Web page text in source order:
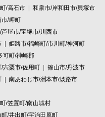
/高石市
和泉市/岸和田市/貝塚市
市/岬町
屋市/宝塚市/川西市
姫路市/福崎町/市川町/神河町
可町/神崎郡
宍粟市/佐用町
篠山市/丹波市
南あわじ市/洲本市/淡路市
/笠置町/南山城村
/井出町/宇治田原町